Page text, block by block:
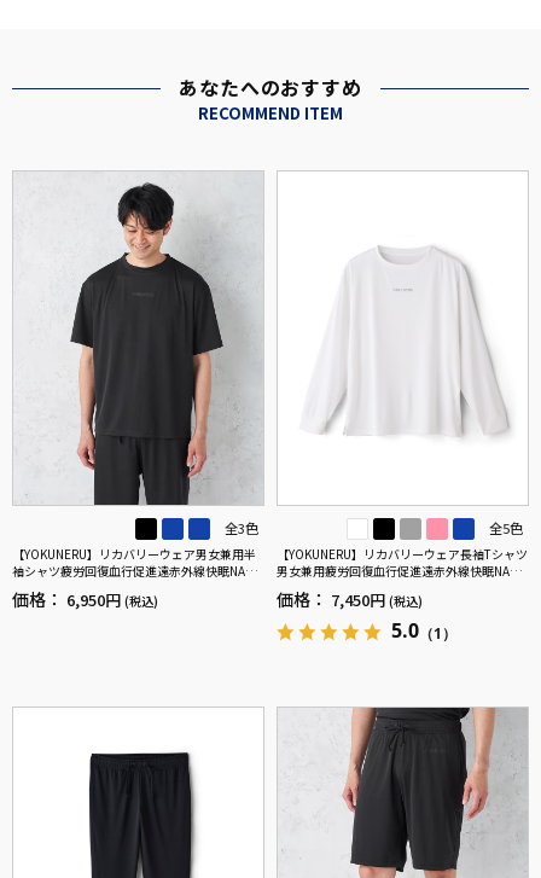
あなたへのおすすめ
RECOMMEND ITEM
全3色
【YOKUNERU】リカバリーウェア男女兼用半
袖シャツ疲労回復血行促進遠赤外線快眠NANO
MIX(R)【一般医療機器】SS～LLサイズ
価格： 6,950円 (税込)
全5色
【YOKUNERU】リカバリーウェア長袖Tシャツ
男女兼用疲労回復血行促進遠赤外線快眠NANO
MIX(R)【一般医療機器】SS～LLサイズ
価格： 7,450円 (税込)
5.0 （1）